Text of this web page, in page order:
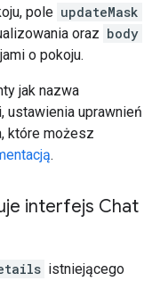
pole updateMask
oraz body
o pokoju.
jak nazwa
ustawienia uprawnień
które możesz
.
interfejs Chat
istniejącego